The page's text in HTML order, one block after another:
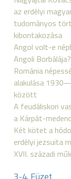
az erdélyi
tudományos
kibontakozása
Angol volt-e
Angoli Borbálája?
Románia
alakulása
között
A feudáliskori
a Kárpát-
Két kötet a
erdélyi jezsuita
XVII. századi
3-4. Füzet